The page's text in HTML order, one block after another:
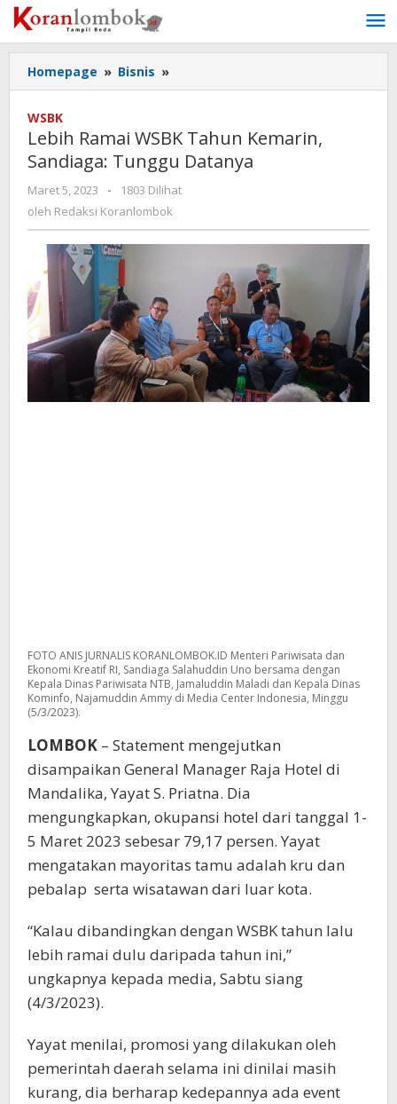
Lewati
ke
konten
Homepage » Bisnis »
Ramai
Tahun
Kemarin,
Sandiaga:
Tunggu
WSBK
Lebih Ramai WSBK Tahun Kemarin,
Sandiaga: Tunggu Datanya
Maret 5, 2023
oleh
Redaksi
-
1803 Dilihat
oleh Redaksi Koranlombok
FOTO ANIS JURNALIS KORANLOMBOK.ID Menteri Pariwisata dan
Ekonomi Kreatif RI, Sandiaga Salahuddin Uno bersama dengan
Kepala Dinas Pariwisata NTB, Jamaluddin Maladi dan Kepala Dinas
Kominfo, Najamuddin Ammy di Media Center Indonesia, Minggu
(5/3/2023).
LOMBOK – Statement mengejutkan
disampaikan General Manager Raja Hotel di
Mandalika, Yayat S. Priatna. Dia
mengungkapkan, okupansi hotel dari tanggal 1-
5 Maret 2023 sebesar 79,17 persen. Yayat
mengatakan mayoritas tamu adalah kru dan
pebalap serta wisatawan dari luar kota.
“Kalau dibandingkan dengan WSBK tahun lalu
lebih ramai dulu daripada tahun ini,”
ungkapnya kepada media, Sabtu siang
(4/3/2023).
Yayat menilai, promosi yang dilakukan oleh
pemerintah daerah selama ini dinilai masih
kurang, dia berharap kedepannya ada event